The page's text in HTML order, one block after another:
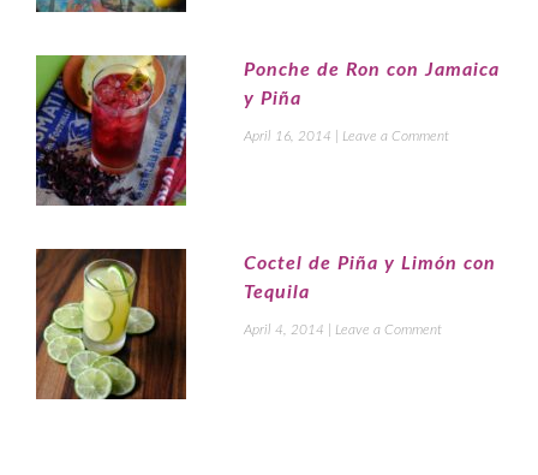
Ponche de Ron con Jamaica
y Piña
April 16, 2014 Leave a Comment
Coctel de Piña y Limón con
Tequila
April 4, 2014 Leave a Comment